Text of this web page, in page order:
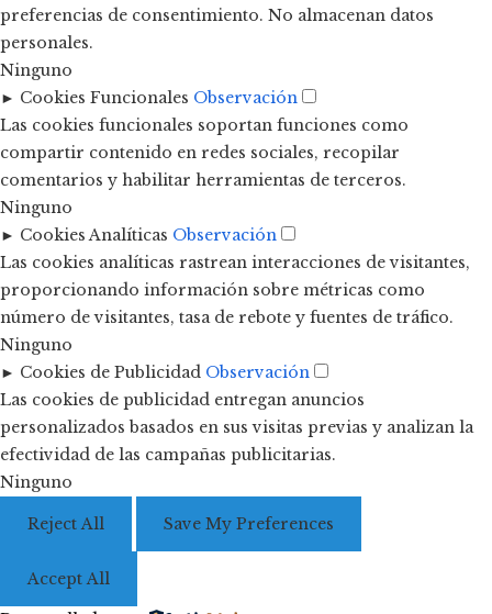
preferencias de consentimiento. No almacenan datos
personales.
Ninguno
► Cookies Funcionales Observación
Las cookies funcionales soportan funciones como
compartir contenido en redes sociales, recopilar
comentarios y habilitar herramientas de terceros.
Ninguno
► Cookies Analíticas Observación
Las cookies analíticas rastrean interacciones de visitantes,
proporcionando información sobre métricas como
número de visitantes, tasa de rebote y fuentes de tráfico.
Ninguno
► Cookies de Publicidad Observación
Las cookies de publicidad entregan anuncios
personalizados basados en sus visitas previas y analizan la
efectividad de las campañas publicitarias.
Ninguno
Reject All Save My Preferences
Accept All